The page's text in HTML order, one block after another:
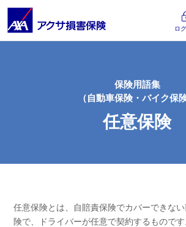
ロ
保険用語集
（自動車保険・バイク保険
任意保険
任意保険とは、自賠責保険でカバーできな
険で、ドライバーが任意で契約するもので